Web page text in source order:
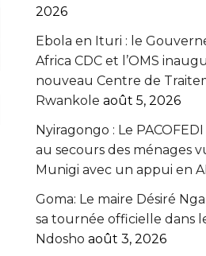
2026
Ebola en Ituri : le
Africa CDC et l’OMS
nouveau Centre de
Rwankole août 5, 2026
‎Nyiragongo : Le
au secours des ménages
Munigi avec un appui en
Goma: Le maire Désiré
sa tournée officielle dans
Ndosho août 3, 2026